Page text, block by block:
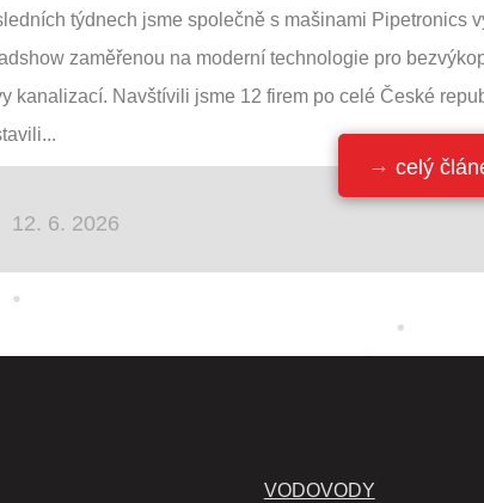
týdnech jsme společně s mašinami Pipetronics
zaměřenou na moderní technologie pro
kanalizací. Navštívili jsme 12 firem po celé České
celý
12. 6. 2026
VODOVODY